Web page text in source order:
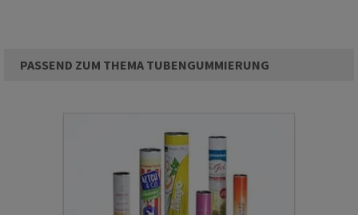
PASSEND ZUM THEMA TUBENGUMMIERUNG